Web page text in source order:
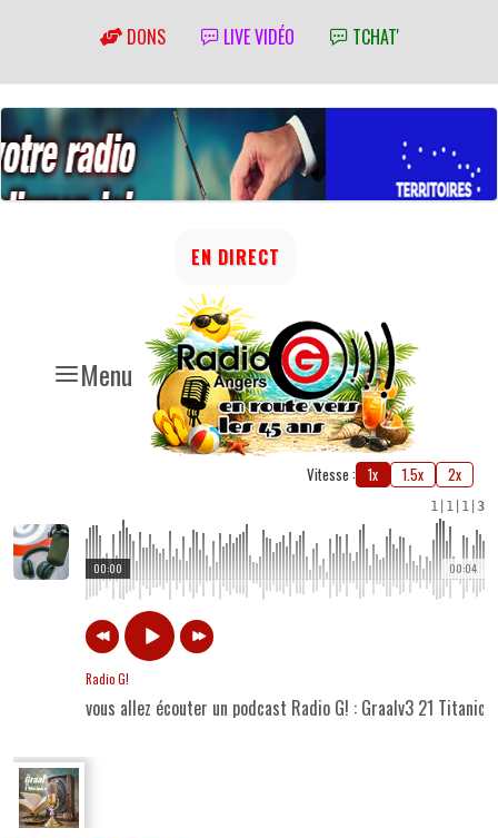
DONS LIVE VIDÉO TCHAT'
Menu
EN DIRECT
Vitesse : 1x 1.5x 2x
1 1 1 3
00:04
00:00
Radio G!
vous allez écouter un podcast Radio G! : Graalv3 21 Titanic